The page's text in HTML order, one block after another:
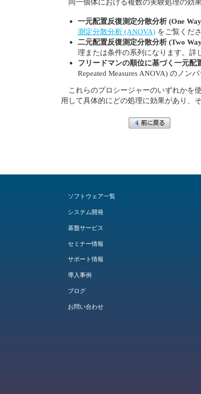
一元配置反復測定分散分析 (One
測定分散分析 (ANOVA) をご覧くださ
二元配置反復測定分散分析 (Two
理または条件の系列になります。詳
フリードマンの順位に基づく一元配
Repeated Measures ANOVA) のノン
これらのプロシージャーのいずれかを
用して具体的にどの処理に効果があり、
ソフトウェア一覧
システム開発
基盤サービス
セミナー情報
サポート情報
導入事例
ブログ
お問い合わせ